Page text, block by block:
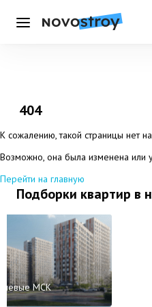
Меню
404
К сожалению, такой страницы нет
Возможно, она была изменена или
Перейти на главную
Подборки квартир в
МСК